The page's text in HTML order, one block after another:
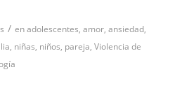
/ enadolescentes, amor, ansiedad,
, niñas, niños, pareja, Violencia de